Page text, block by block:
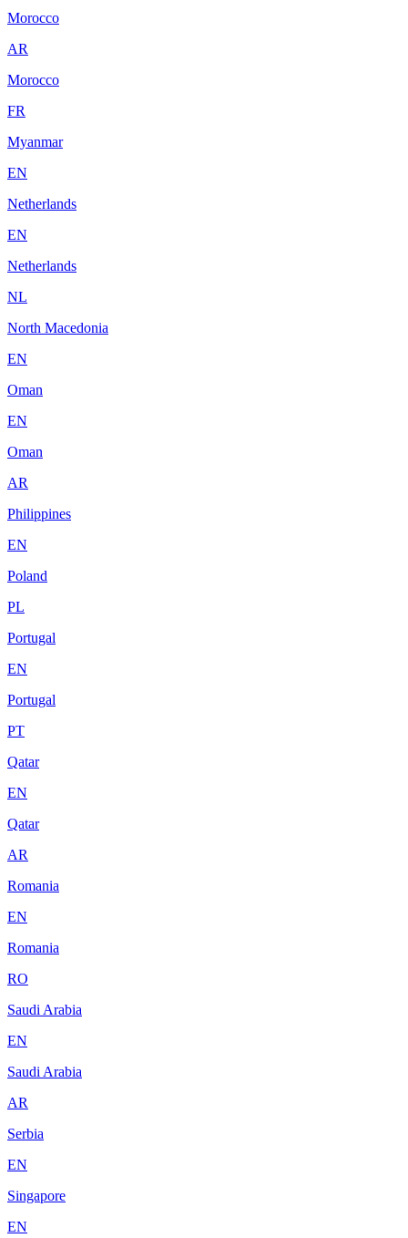
Morocco
AR
Morocco
FR
Myanmar
EN
Netherlands
EN
Netherlands
NL
North Macedonia
EN
Oman
EN
Oman
AR
Philippines
EN
Poland
PL
Portugal
EN
Portugal
PT
Qatar
EN
Qatar
AR
Romania
EN
Romania
RO
Saudi Arabia
EN
Saudi Arabia
AR
Serbia
EN
Singapore
EN